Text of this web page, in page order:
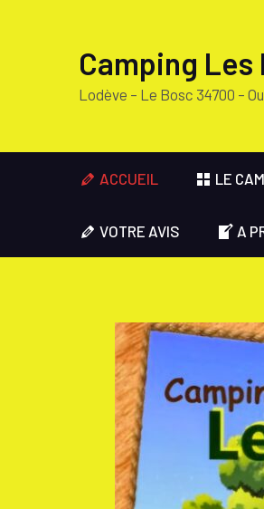
Camping
Lodève – Le Bosc 34700 –
ACCUEIL LE
VOTRE AVIS A